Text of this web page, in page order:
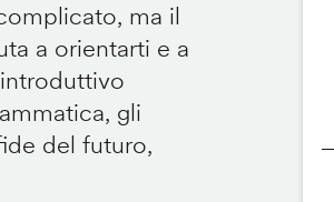
ma il
a orientarti e a
gli
del futuro,